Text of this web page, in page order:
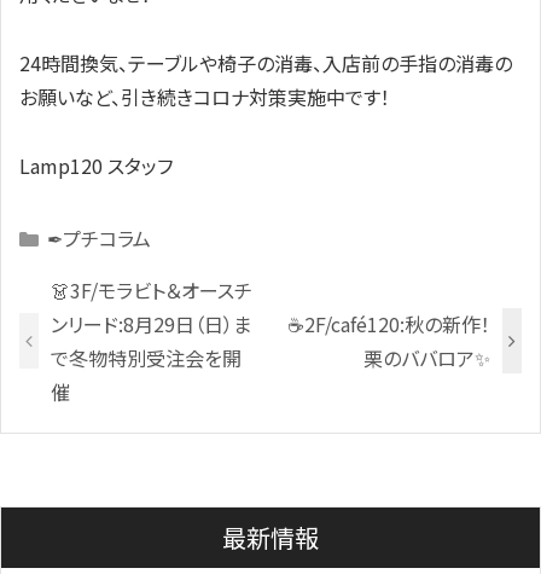
24時間換気、テーブルや椅子の消毒、入店前の手指の消毒の
お願いなど、引き続きコロナ対策実施中です！
Lamp120 スタッフ
Categories
✒プチコラム
👗3F/モラビト＆オースチ
ンリード:8月29日（日）ま
で冬物特別受注会を開
催
☕2F/café120:秋の新作！
栗のババロア✨
最新情報